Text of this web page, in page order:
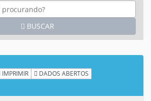
BUSCAR
IMPRIMIR
DADOS ABERTOS